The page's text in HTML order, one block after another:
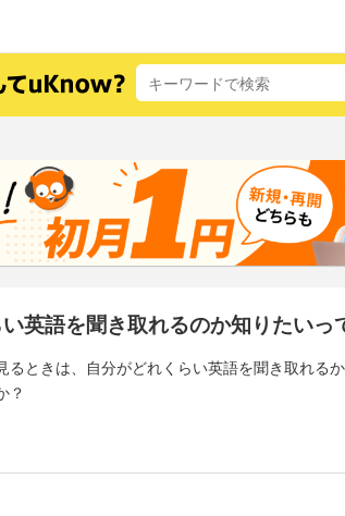
英語を聞き取れるのか知りたいっ
るときは、自分がどれくらい英語を聞き取れる
？